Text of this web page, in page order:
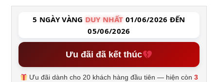
5 NGÀY VÀNG DUY NHẤT 01/06/2026 ĐẾN
05/06/2026
Ưu đãi đã kết thúc
Ưu đãi dành cho 20 khách hàng đầu tiên — hiện còn3